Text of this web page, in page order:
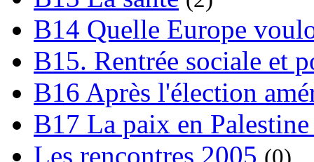
B14 Quelle Europe
B15. Rentrée sociale et
B16 Après l'élection
B17 La paix en
Les rencontres 2005